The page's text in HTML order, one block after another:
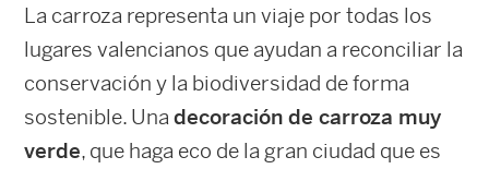
La carroza representa un viaje por todas los
lugares valencianos que ayudan a reconciliar la
conservación y la biodiversidad de forma
sostenible. Unadecoración de carroza muy
verde, que haga eco de la gran ciudad que es